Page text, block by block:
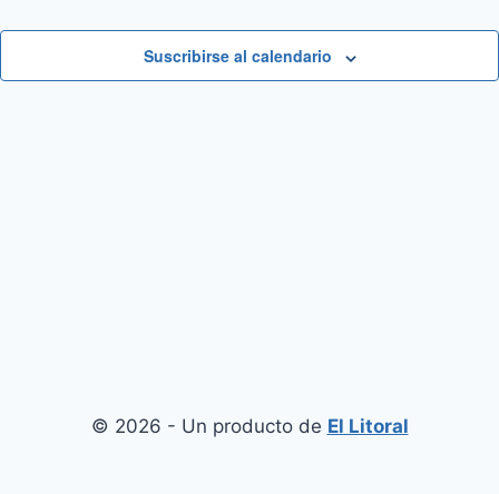
Suscribirse al calendario
© 2026 - Un producto de El Litoral